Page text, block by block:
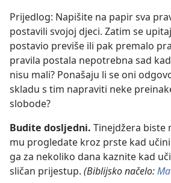
Prijedlog: Napišite na papir sva
postavili svojoj djeci. Zatim se
postavio previše ili pak premalo
pravila postala nepotrebna sad
nisu mali? Ponašaju li se oni
skladu s tim napraviti neke
slobode?
Budite dosljedni. Tinejdžera biste
mu progledate kroz prste kad
ga za nekoliko dana kaznite kad
sličan prijestup. (Biblijsko načelo: